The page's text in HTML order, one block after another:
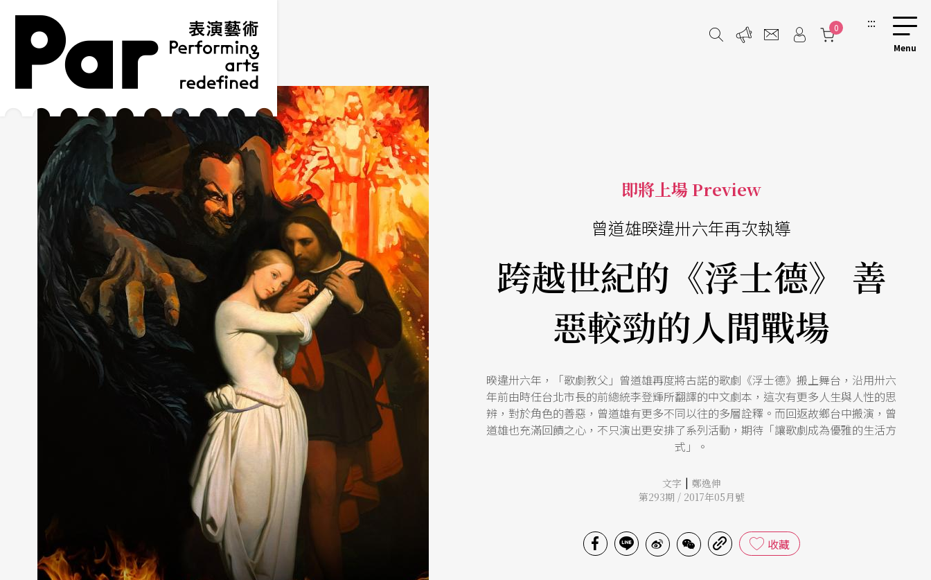
跳到主要內容區塊
網站導覽
0 :::
即將上場 Preview
曾道雄暌違卅六年再次執導
跨越世紀的《浮士德》 善
惡較勁的人間戰場
暌違卅六年，「歌劇教父」曾道雄再度將古諾的歌劇《浮士德》搬上舞台，沿用卅六
年前由時任台北市長的前總統李登輝所翻譯的中文劇本，這次有更多人生與人性的思
辨，對於角色的善惡，曾道雄有更多不同以往的多層詮釋。而回返故鄉台中搬演，曾
道雄也充滿回饋之心，不只演出更安排了系列活動，期待「讓歌劇成為優雅的生活方
式」。
文字 | 鄭逸伸
第293期 / 2017年05月號
收藏